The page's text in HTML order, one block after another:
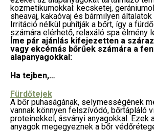
kozmetikumokkal: kecsketej,
sheavaj, kakaóvaj és bármilyen
Irritáció nélkül puhítják a bőrt, így a
számára elérhető, relaxáló spa élmény
Íme pár ajánlás kifejezetten a
vagy ekcémás bőrűek számára a
alapanyagokkal:
Ha tejben,…
Fürdőtejek
A bőr puhaságának, selymességének
vannak könnyen felszívódó, bőrtápláló
proteinekkel, ásványi anyagokkal. Ezek
anyagok megegyeznek a bőr